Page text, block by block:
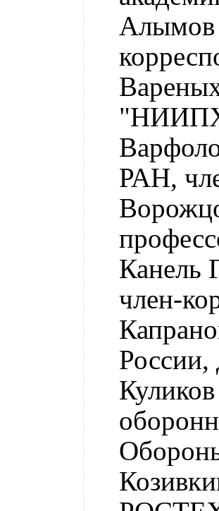
РАН,
Канель
член-
России,